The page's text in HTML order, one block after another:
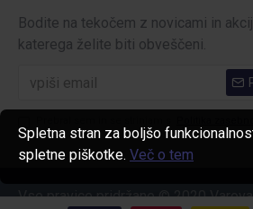
Bodite na tekočem z novicami in
katerega želite biti obveščeni.
Vse pravice pridržane © 2020
Spletna stran za boljšo
spletne piškotke. Več o tem